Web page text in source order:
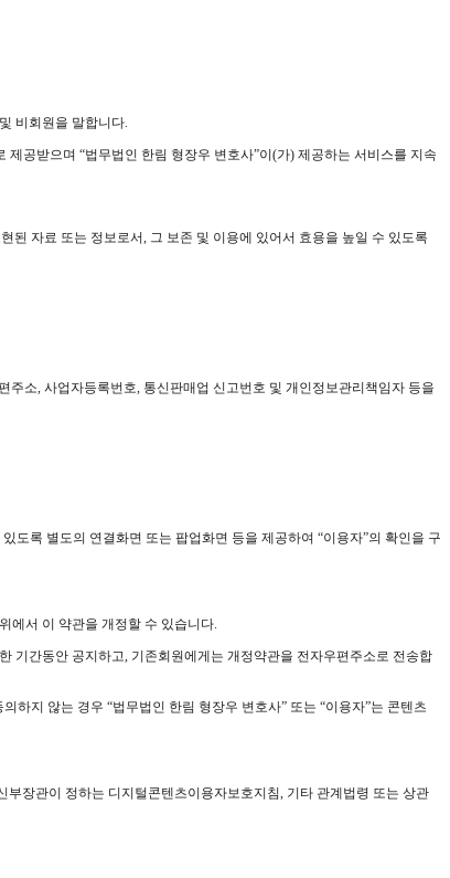
비회원을 말합니다.
공받으며 “법무법인 한림 형장우 변호사”이(가) 제공하는 서비스를 지속
된 자료 또는 정보로서, 그 보존 및 이용에 있어서 효용을 높일 수 있도록
소, 사업자등록번호, 통신판매업 신고번호 및 개인정보관리책임자 등을
도록 별도의 연결화면 또는 팝업화면 등을 제공하여 “이용자”의 확인을 구
에서 이 약관을 개정할 수 있습니다.
기간동안 공지하고, 기존회원에게는 개정약관을 전자우편주소로 전송합
하지 않는 경우 “법무법인 한림 형장우 변호사” 또는 “이용자”는 콘텐츠
장관이 정하는 디지털콘텐츠이용자보호지침, 기타 관계법령 또는 상관